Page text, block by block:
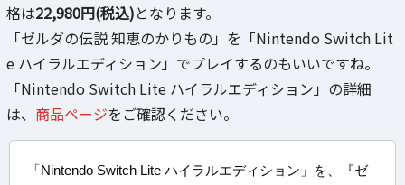
格は22,980円(税込)となります。
「ゼルダの伝説 知恵のかりもの」を「Nintendo Switch Lit
e ハイラルエディション」でプレイするのもいいですね。
「Nintendo Switch Lite ハイラルエディション」の詳細
は、 商品ページをご確認ください。
「Nintendo Switch Lite ハイラルエディション」を、『ゼ